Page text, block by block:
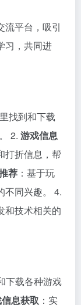
流平台，吸引
习，共同进
找到和下载
2. 游戏信息
打折信息，帮
荐 ：基于玩
不同兴趣。 4.
和技术相关的
下载各种游戏
息获取 ：实